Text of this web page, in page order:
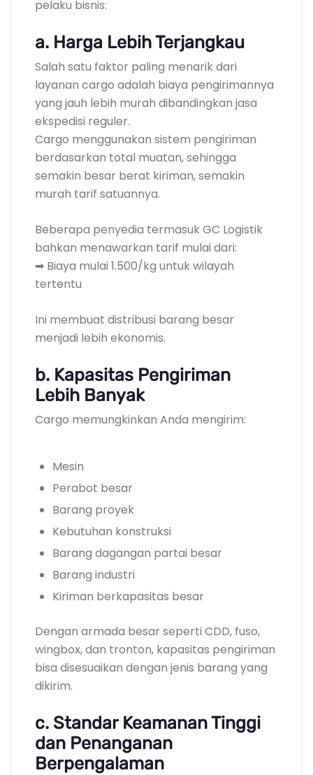
pelaku bisnis:
a. Harga Lebih Terjangkau
Salah satu faktor paling menarik dari
layanan cargo adalah biaya pengirimannya
yang jauh lebih murah dibandingkan jasa
ekspedisi reguler.
Cargo menggunakan sistem pengiriman
berdasarkan total muatan, sehingga
semakin besar berat kiriman, semakin
murah tarif satuannya.
Beberapa penyedia termasuk GC Logistik
bahkan menawarkan tarif mulai dari:
➡ Biaya mulai 1.500/kg untuk wilayah
tertentu
Ini membuat distribusi barang besar
menjadi lebih ekonomis.
b. Kapasitas Pengiriman
Lebih Banyak
Cargo memungkinkan Anda mengirim:
Mesin
Perabot besar
Barang proyek
Kebutuhan konstruksi
Barang dagangan partai besar
Barang industri
Kiriman berkapasitas besar
Dengan armada besar seperti CDD, fuso,
wingbox, dan tronton, kapasitas pengiriman
bisa disesuaikan dengan jenis barang yang
dikirim.
c. Standar Keamanan Tinggi
dan Penanganan
Berpengalaman